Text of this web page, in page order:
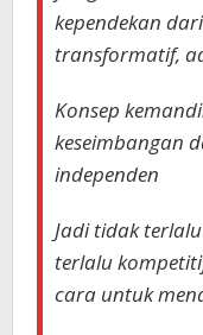
kependekan
transformatif,
Konsep
keseimbangan
independen
Jadi tidak
terlalu
cara untuk